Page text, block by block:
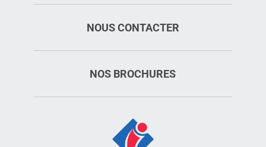
NOUS CONTACTER
NOS BROCHURES